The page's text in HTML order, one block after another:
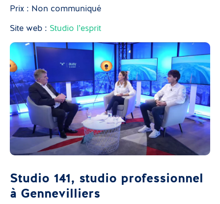
Prix : Non communiqué
Site web : Studio l’esprit
Studio 141, studio professionnel
à Gennevilliers